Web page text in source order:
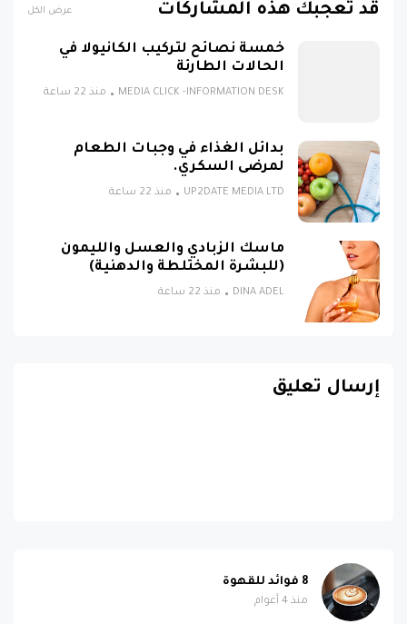
قد تُعجبك هذه المشاركات عرض الكل
خمسة نصائح لتركيب الكانيولا في
الحالات الطارئة
MEDIA CLICK -INFORMATION DESK منذ 22 ساعة
بدائل الغذاء في وجبات الطعام
لمرضى السكري.
UP2DATE MEDIA LTD منذ 22 ساعة
ماسك الزبادي والعسل والليمون
(للبشرة المختلطة والدهنية)
DINA ADEL منذ 22 ساعة
إرسال تعليق
8 فوائد للقهوة
منذ 4 أعوام